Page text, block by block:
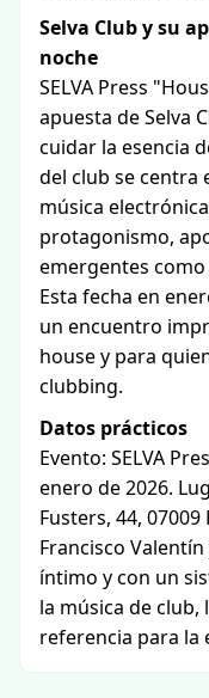
Selva Club y su
noche
SELVA Press
apuesta de Selva
cuidar la esencia
del club se centra
música
protagonismo,
emergentes
Esta fecha en
un encuentro
house y para
clubbing.
Datos prácticos
Evento: SELVA
enero de 2026.
Fusters, 44, 07009
Francisco Valentín
íntimo y con un
la música de
referencia para la